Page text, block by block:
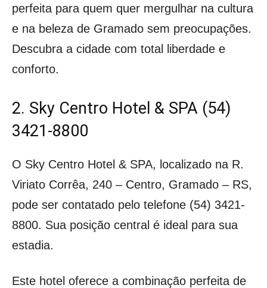
perfeita para quem quer mergulhar na cultura
e na beleza de Gramado sem preocupações.
Descubra a cidade com total liberdade e
conforto.
2. Sky Centro Hotel & SPA (54)
3421-8800
O Sky Centro Hotel & SPA, localizado na R.
Viriato Corrêa, 240 – Centro, Gramado – RS,
pode ser contatado pelo telefone (54) 3421-
8800. Sua posição central é ideal para sua
estadia.
Este hotel oferece a combinação perfeita de